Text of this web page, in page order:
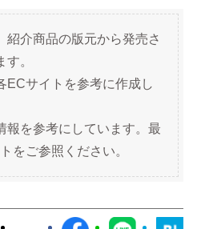
介商品の版元から発売さ
。
サイトを参考に作成し
を参考にしています。最
をご参照ください。